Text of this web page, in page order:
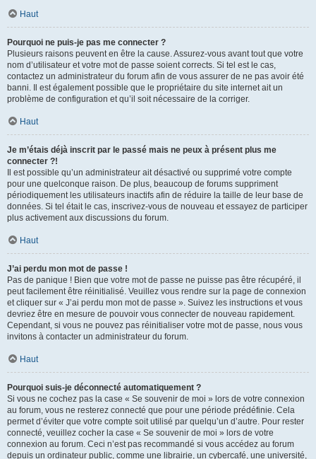
Haut
Pourquoi ne puis-je pas me connecter ?
Plusieurs raisons peuvent en être la cause. Assurez-vous avant tout que votre
nom d’utilisateur et votre mot de passe soient corrects. Si tel est le cas,
contactez un administrateur du forum afin de vous assurer de ne pas avoir été
banni. Il est également possible que le propriétaire du site internet ait un
problème de configuration et qu’il soit nécessaire de la corriger.
Haut
Je m’étais déjà inscrit par le passé mais ne peux à présent plus me
connecter ?!
Il est possible qu’un administrateur ait désactivé ou supprimé votre compte
pour une quelconque raison. De plus, beaucoup de forums suppriment
périodiquement les utilisateurs inactifs afin de réduire la taille de leur base de
données. Si tel était le cas, inscrivez-vous de nouveau et essayez de participer
plus activement aux discussions du forum.
Haut
J’ai perdu mon mot de passe !
Pas de panique ! Bien que votre mot de passe ne puisse pas être récupéré, il
peut facilement être réinitialisé. Veuillez vous rendre sur la page de connexion
et cliquer sur « J’ai perdu mon mot de passe ». Suivez les instructions et vous
devriez être en mesure de pouvoir vous connecter de nouveau rapidement.
Cependant, si vous ne pouvez pas réinitialiser votre mot de passe, nous vous
invitons à contacter un administrateur du forum.
Haut
Pourquoi suis-je déconnecté automatiquement ?
Si vous ne cochez pas la case « Se souvenir de moi » lors de votre connexion
au forum, vous ne resterez connecté que pour une période prédéfinie. Cela
permet d’éviter que votre compte soit utilisé par quelqu’un d’autre. Pour rester
connecté, veuillez cocher la case « Se souvenir de moi » lors de votre
connexion au forum. Ceci n’est pas recommandé si vous accédez au forum
depuis un ordinateur public, comme une librairie, un cybercafé, une université,